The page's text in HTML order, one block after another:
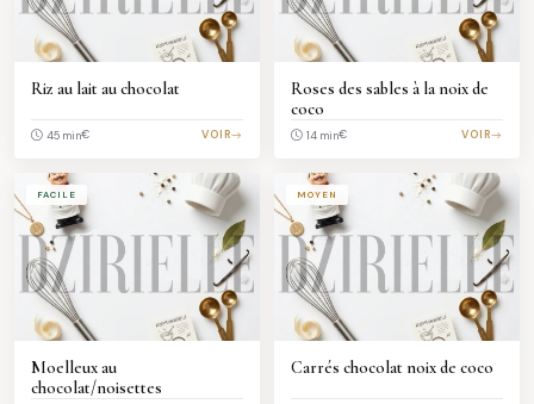
Riz au lait au chocolat
45 min€ VOIR
Roses des sables à la noix de
coco
14 min€ VOIR
FACILE
Moelleux au
chocolat/noisettes
MOYEN
Carrés chocolat noix de coco